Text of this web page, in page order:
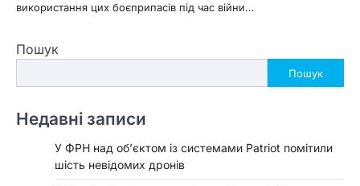
використання цих боєприпасів під час війни…
Пошук
Пошук
Недавні записи
У ФРН над об’єктом із системами Patriot помітили
шість невідомих дронів